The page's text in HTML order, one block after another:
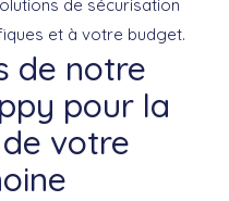
de sécurisation
et à votre budget.
de notre
pour la
votre